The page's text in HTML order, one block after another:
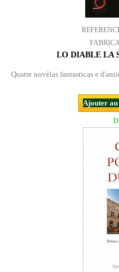
LO DIABLE LA
Quatre novèlas fantasticas e
Ajouter